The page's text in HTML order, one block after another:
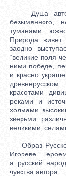
Душа
безымянного,
туманами
Природа живет
заодно
“великие поля
ними победе,
и красно
красотами
реками и
холмами
зверьми
великими,
Образ
Игореве”.
а русский
чувства автора.